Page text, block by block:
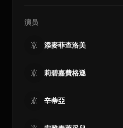
演员
添麥菲查洛美
莉碧嘉費格遜
辛蒂亞